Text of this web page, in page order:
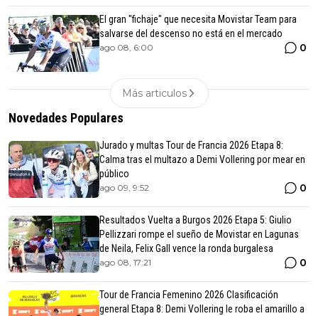
El gran "fichaje" que necesita Movistar Team para
salvarse del descenso no está en el mercado
ago 08, 6:00 0
Más articulos
Novedades Populares
Jurado y multas Tour de Francia 2026 Etapa 8:
Calma tras el multazo a Demi Vollering por mear en
público
ago 09, 9:52 0
Resultados Vuelta a Burgos 2026 Etapa 5: Giulio
Pellizzari rompe el sueño de Movistar en Lagunas
de Neila, Felix Gall vence la ronda burgalesa
ago 08, 17:21 0
Tour de Francia Femenino 2026 Clasificación
general Etapa 8: Demi Vollering le roba el amarillo a